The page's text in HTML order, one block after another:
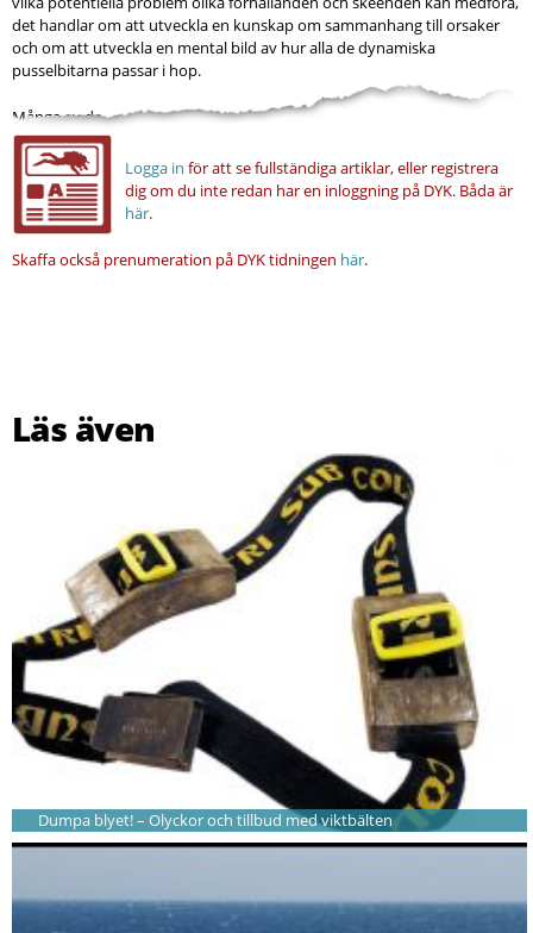
det handlar om att utveckla en kunskap om sammanhang till orsaker
och om att utveckla en mental bild av hur alla de dynamiska
pusselbitarna passar i hop.
Många av de...
Logga in för att se fullständiga artiklar, eller registrera
dig om du inte redan har en inloggning på DYK. Båda är
här.
Skaffa också prenumeration på DYK tidningen här.
Läs även
Dumpa blyet! – Olyckor och tillbud med viktbälten